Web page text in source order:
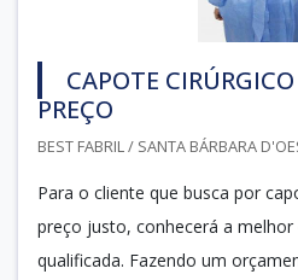
CAPOTE
PREÇO
BEST FABRIL / SANTA BÁRBARA
Para o cliente que busca por
preço justo, conhecerá a
qualificada. Fazendo um